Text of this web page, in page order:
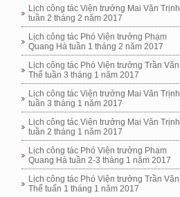
Lịch công tác Viện trưởng Mai Văn Trịnh
tuần 2 tháng 2 năm 2017
Lịch công tác Phó Viện trưởng Phạm
Quang Hà tuần 1 tháng 2 năm 2017
Lịch công tác Phó Viện trưởng Trần Văn
Thể tuần 3 tháng 1 năm 2017
Lịch công tác Viện trưởng Mai Văn Trịnh
tuần 3 tháng 1 năm 2017
Lịch công tác Viện trưởng Mai Văn Trịnh
tuần 2 tháng 1 năm 2017
Lịch công tác Phó Viện trưởng Phạm
Quang Hà tuần 2-3 tháng 1 năm 2017
Lịch công tác Phó Viện trưởng Trần Văn
Thể tuấn 1 tháng 1 năm 2017